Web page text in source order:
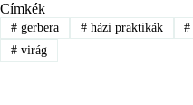
Címkék
#gerbera #házi praktikák #
#virág